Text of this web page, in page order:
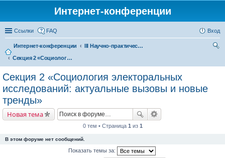
Интернет-конференции
Ссылки FAQ Вход
Интернет-конференции
III Научно-практическая интернет-конференция «Глобальные вызовы и региональное развитие в зеркале социологических измерений»
Секция 2 «Социология электоральных исследований: актуальные вызовы и новые тренды»
Секция 2 «Социология электоральных
исследований: актуальные вызовы и новые
тренды»
Новая тема
0 тем • Страница 1 из 1
В этом форуме нет сообщений.
Показать темы за: